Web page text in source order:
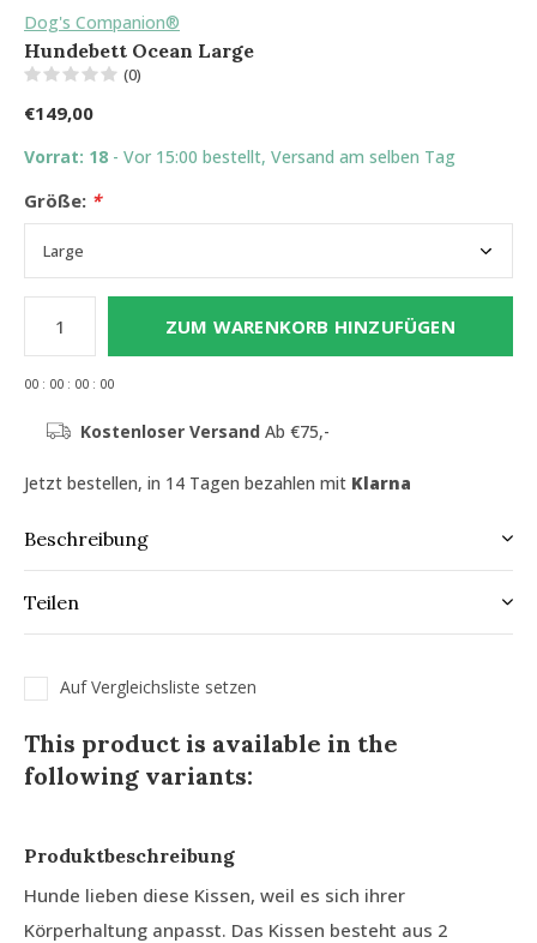
Dog's Companion®
Hundebett Ocean Large
(0)
€149,00
Vorrat: 18 - Vor 15:00 bestellt, Versand am selben Tag
Größe: *
ZUM WARENKORB HINZUFÜGEN
00 : 00 : 00 : 00
Kostenloser Versand Ab €75,-
Jetzt bestellen, in 14 Tagen bezahlen mit Klarna
Beschreibung
Teilen
Auf Vergleichsliste setzen
This product is available in the
following variants:
Produktbeschreibung
Hunde lieben diese Kissen, weil es sich ihrer
Körperhaltung anpasst. Das Kissen besteht aus 2